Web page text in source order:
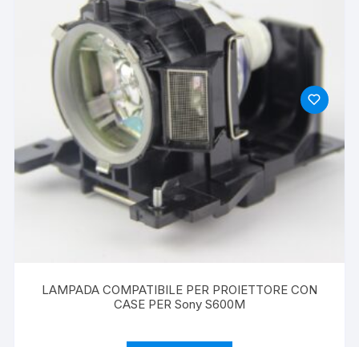
LAMPADA COMPATIBILE PER PROIETTORE CON
CASE PER Sony S600M